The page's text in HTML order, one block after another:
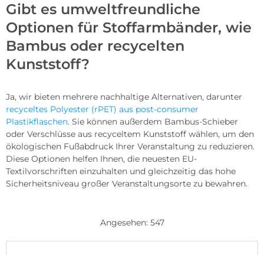
Gibt es umweltfreundliche
Optionen für Stoffarmbänder, wie
Bambus oder recycelten
Kunststoff?
Ja, wir bieten mehrere nachhaltige Alternativen, darunter
recyceltes Polyester (rPET) aus post-consumer
Plastikflaschen. Sie können außerdem Bambus-Schieber
oder Verschlüsse aus recyceltem Kunststoff wählen, um den
ökologischen Fußabdruck Ihrer Veranstaltung zu reduzieren.
Diese Optionen helfen Ihnen, die neuesten EU-
Textilvorschriften einzuhalten und gleichzeitig das hohe
Sicherheitsniveau großer Veranstaltungsorte zu bewahren.
Angesehen: 547